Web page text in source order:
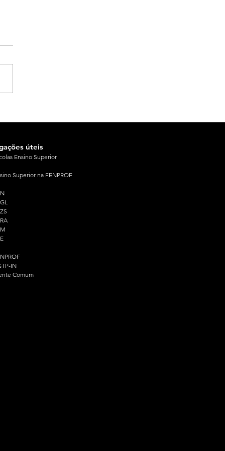
úteis
Ensino Superior
Superior na FENPROF
IN
Comum